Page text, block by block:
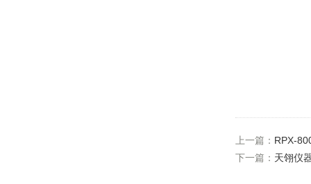
上一篇： RPX-
下一篇： 天翎仪